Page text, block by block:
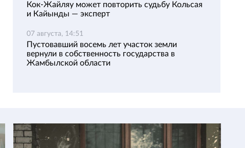
Кок-Жайляу может повторить судьбу Кольсая
и Кайынды — эксперт
07 августа, 14:51
Пустовавший восемь лет участок земли
вернули в собственность государства в
Жамбылской области